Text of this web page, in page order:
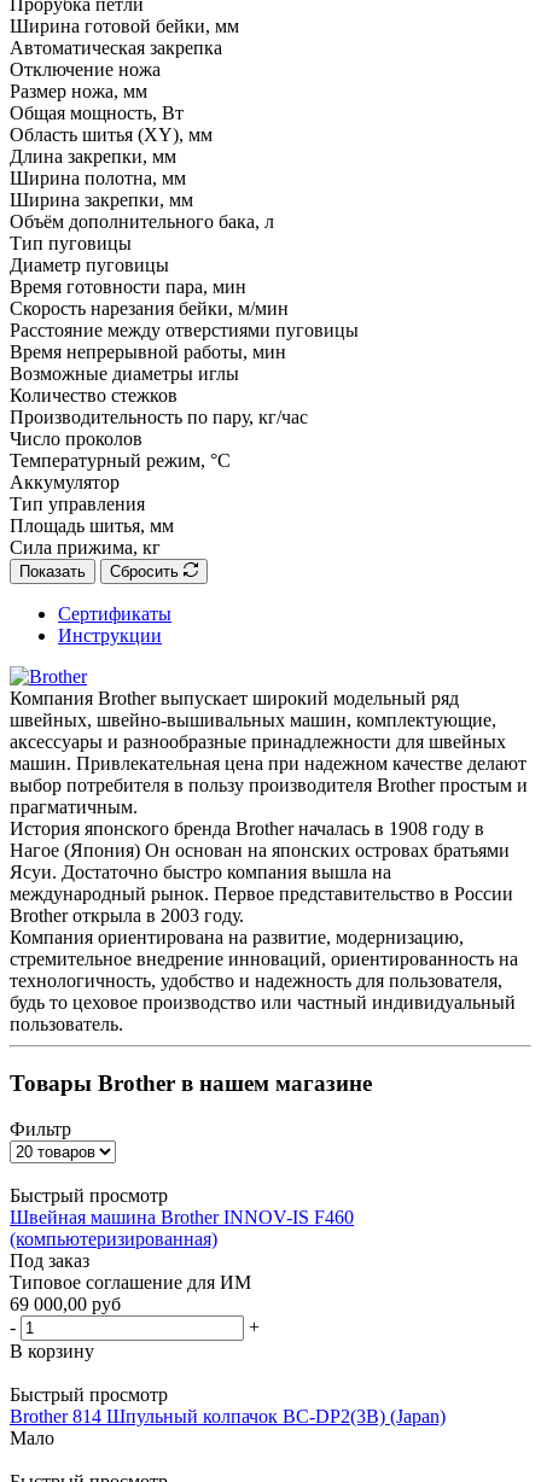
Ширина готовой бейки, мм
Автоматическая закрепка
Отключение ножа
Размер ножа, мм
Общая мощность, Вт
Область шитья (XY), мм
Длина закрепки, мм
Ширина полотна, мм
Ширина закрепки, мм
Объём дополнительного бака, л
Тип пуговицы
Диаметр пуговицы
Время готовности пара, мин
Скорость нарезания бейки, м/мин
Расстояние между отверстиями пуговицы
Время непрерывной работы, мин
Возможные диаметры иглы
Количество стежков
Производительность по пару, кг/час
Число проколов
Температурный режим, °C
Аккумулятор
Тип управления
Площадь шитья, мм
Сила прижима, кг
Показать Сбросить
Сертификаты
Инструкции
Компания Brother выпускает широкий модельный ряд
швейных, швейно-вышивальных машин, комплектующие,
аксессуары и разнообразные принадлежности для швейных
машин. Привлекательная цена при надежном качестве делают
выбор потребителя в пользу производителя Brother простым и
прагматичным.
История японского бренда Brother началась в 1908 году в
Нагое (Япония) Он основан на японских островах братьями
Ясуи. Достаточно быстро компания вышла на
международный рынок. Первое представительство в России
Brother открыла в 2003 году.
Компания ориентирована на развитие, модернизацию,
стремительное внедрение инноваций, ориентированность на
технологичность, удобство и надежность для пользователя,
будь то цеховое производство или частный индивидуальный
пользователь.
Товары Brother в нашем магазине
Фильтр
Быстрый просмотр
Швейная машина Brother INNOV-IS F460
(компьютеризированная)
Под заказ
Типовое соглашение для ИМ
69 000,00 руб
-
+
В корзину
Быстрый просмотр
Brother 814 Шпульный колпачок BC-DP2(3B) (Japan)
Мало